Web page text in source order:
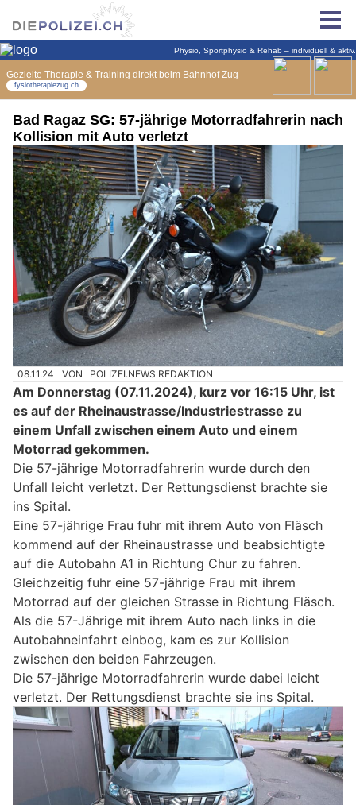
Bad Ragaz SG: 57-jährige Motorradfahrerin nach
Kollision mit Auto verletzt
08.11.24 VON POLIZEI.NEWS REDAKTION
Am Donnerstag (07.11.2024), kurz vor 16:15 Uhr, ist
es auf der Rheinaustrasse/Industriestrasse zu
einem Unfall zwischen einem Auto und einem
Motorrad gekommen.
Die 57-jährige Motorradfahrerin wurde durch den
Unfall leicht verletzt. Der Rettungsdienst brachte sie
ins Spital.
Eine 57-jährige Frau fuhr mit ihrem Auto von Fläsch
kommend auf der Rheinaustrasse und beabsichtigte
auf die Autobahn A1 in Richtung Chur zu fahren.
Gleichzeitig fuhr eine 57-jährige Frau mit ihrem
Motorrad auf der gleichen Strasse in Richtung Fläsch.
Als die 57-Jährige mit ihrem Auto nach links in die
Autobahneinfahrt einbog, kam es zur Kollision
zwischen den beiden Fahrzeugen.
Die 57-jährige Motorradfahrerin wurde dabei leicht
verletzt. Der Rettungsdienst brachte sie ins Spital.